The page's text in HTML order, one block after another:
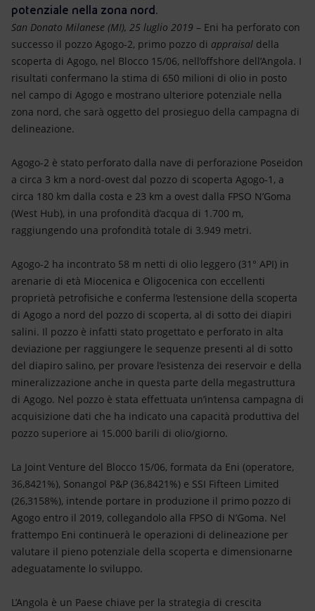
Innovazione
Scenari energetici
potenziale nella zona nord.
San Donato Milanese (MI), 25 luglio 2019 – Eni ha perforato con
successo il pozzo Agogo-2, primo pozzo di appraisal della
scoperta di Agogo, nel Blocco 15/06, nell’offshore dell’Angola. I
risultati confermano la stima di 650 milioni di olio in posto
nel campo di Agogo e mostrano ulteriore potenziale nella
zona nord, che sarà oggetto del prosieguo della campagna di
delineazione.
Agogo-2 è stato perforato dalla nave di perforazione Poseidon
a circa 3 km a nord-ovest dal pozzo di scoperta Agogo-1, a
circa 180 km dalla costa e 23 km a ovest dalla FPSO N’Goma
(West Hub), in una profondità d’acqua di 1.700 m,
raggiungendo una profondità totale di 3.949 metri.
Agogo-2 ha incontrato 58 m netti di olio leggero (31° API) in
arenarie di età Miocenica e Oligocenica con eccellenti
proprietà petrofisiche e conferma l’estensione della scoperta
di Agogo a nord del pozzo di scoperta, al di sotto dei diapiri
salini. Il pozzo è infatti stato progettato e perforato in alta
deviazione per raggiungere le sequenze presenti al di sotto
del diapiro salino, per provare l’esistenza dei reservoir e della
mineralizzazione anche in questa parte della megastruttura
di Agogo. Nel pozzo è stata effettuata un’intensa campagna di
acquisizione dati che ha indicato una capacità produttiva del
pozzo superiore ai 15.000 barili di olio/giorno.
La Joint Venture del Blocco 15/06, formata da Eni (operatore,
36,8421%), Sonangol P&P (36,8421%) e SSI Fifteen Limited
(26,3158%), intende portare in produzione il primo pozzo di
Agogo entro il 2019, collegandolo alla FPSO di N’Goma. Nel
frattempo Eni continuerà le operazioni di delineazione per
valutare il pieno potenziale della scoperta e dimensionarne
adeguatamente lo sviluppo.
L’Angola è un Paese chiave per la strategia di crescita